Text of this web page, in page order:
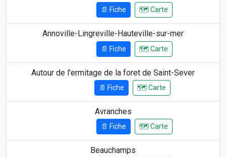
📄 Fiche 🗺️ Carte
Annoville-Lingreville-Hauteville-sur-mer
📄 Fiche 🗺️ Carte
Autour de l'ermitage de la foret de Saint-Sever
📄 Fiche 🗺️ Carte
Avranches
📄 Fiche 🗺️ Carte
Beauchamps